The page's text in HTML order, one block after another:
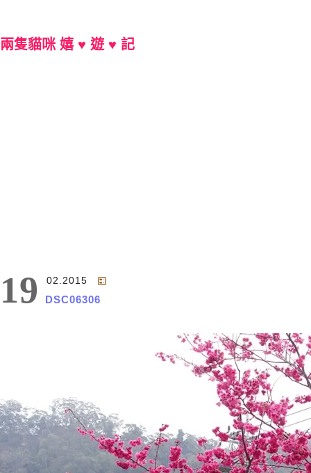
兩隻貓咪 嬉 ♥ 遊 ♥ 記
19 02.2015
DSC06306